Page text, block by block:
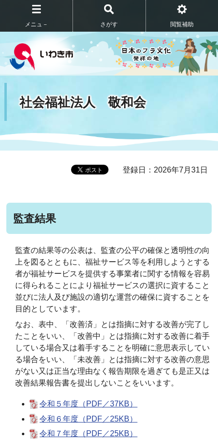
メニュ－ さがす 閲覧補助
社会福祉法人 敬和会
登録日：2026年7月31日
監査結果
監査の結果等の公表は、監査の公平の確保と透明性の向
上を図るとともに、福祉サービス等を利用しようとする
者が福祉サービスを提供する事業者に関する情報を容易
に得られることにより福祉サービスの選択に資すること
並びに法人及び施設の適切な運営の確保に資することを
目的としています。
なお、表中、「改善済」とは指摘に対する改善が完了し
たことをいい、「改善中」とは指摘に対する改善に着手
している場合又は着手することを明確に意思表示してい
る場合をいい、「未改善」とは指摘に対する改善の意思
がない又は正当な理由なく報告期限を過ぎても是正又は
改善結果報告書を提出しないことをいいます。
令和５年度（PDF／37KB）
令和６年度（PDF／25KB）
令和７年度（PDF／25KB）